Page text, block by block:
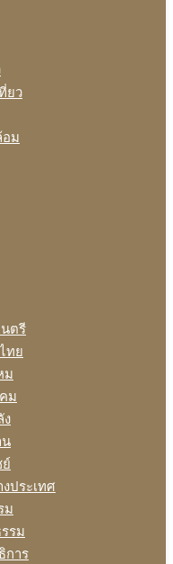
ยว
อม
ตรี
ทย
ม
ม
ง
น
ประเทศ
ม
รม
การ